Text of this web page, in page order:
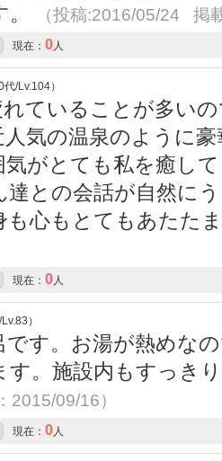
（投稿:2016/05/24 掲
現在： 0 人
/Lv.104）
ていることが多い
人気の温泉のように
がとても私を癒し
達との会話が自然に
も心もとてもあたた
現在： 0 人
）
す。お湯が熱めな
す。施設内もすっき
09/16）
現在： 0 人